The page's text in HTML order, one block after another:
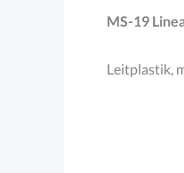
MS-19
Leitplastik,